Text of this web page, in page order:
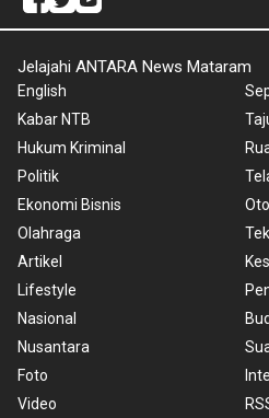
Jelajahi ANTARA News Mataram
English
Kabar NTB
Hukum Kriminal
Politik
Ekonomi Bisnis
Olahraga
Artikel
Lifestyle
Nasional
Nusantara
Foto
Video